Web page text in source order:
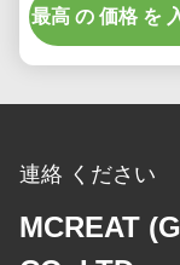
最高 の 価格 を
連絡 ください
MCREAT